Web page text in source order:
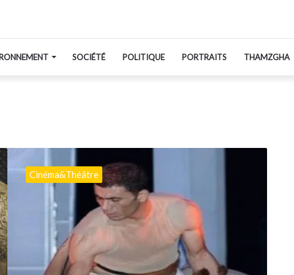
SOCIÉTÉ POLITIQUE PORTRAITS THAMZGHA
“Massinissa
et
Sophonisbe”
vendredi
à
Constantine
Cinéma&Théâtre